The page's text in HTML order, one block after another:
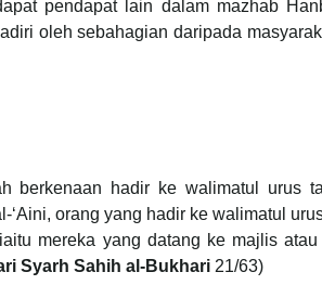
pendapat lain dalam mazhab
oleh sebahagian daripada
berkenaan hadir ke walimatul urus
‘Aini, orang yang hadir ke walimatul
Syarh Sahih al-Bukhari 21/63)